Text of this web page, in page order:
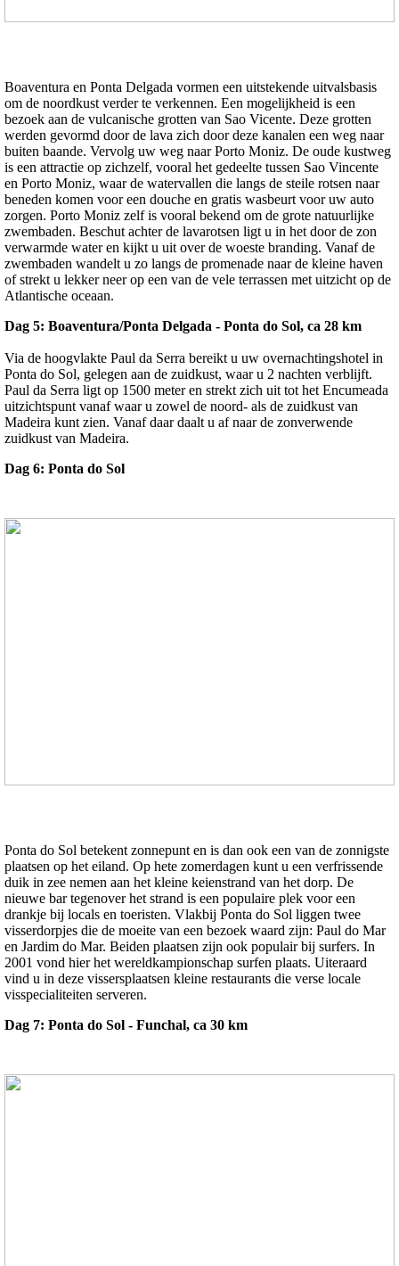
Boaventura en Ponta Delgada vormen een uitstekende uitvalsbasis
om de noordkust verder te verkennen. Een mogelijkheid is een
bezoek aan de vulcanische grotten van Sao Vicente. Deze grotten
werden gevormd door de lava zich door deze kanalen een weg naar
buiten baande. Vervolg uw weg naar Porto Moniz. De oude kustweg
is een attractie op zichzelf, vooral het gedeelte tussen Sao Vincente
en Porto Moniz, waar de watervallen die langs de steile rotsen naar
beneden komen voor een douche en gratis wasbeurt voor uw auto
zorgen. Porto Moniz zelf is vooral bekend om de grote natuurlijke
zwembaden. Beschut achter de lavarotsen ligt u in het door de zon
verwarmde water en kijkt u uit over de woeste branding. Vanaf de
zwembaden wandelt u zo langs de promenade naar de kleine haven
of strekt u lekker neer op een van de vele terrassen met uitzicht op de
Atlantische oceaan.
Dag 5: Boaventura/Ponta Delgada - Ponta do Sol, ca 28 km
Via de hoogvlakte Paul da Serra bereikt u uw overnachtingshotel in
Ponta do Sol, gelegen aan de zuidkust, waar u 2 nachten verblijft.
Paul da Serra ligt op 1500 meter en strekt zich uit tot het Encumeada
uitzichtspunt vanaf waar u zowel de noord- als de zuidkust van
Madeira kunt zien. Vanaf daar daalt u af naar de zonverwende
zuidkust van Madeira.
Dag 6: Ponta do Sol
Ponta do Sol betekent zonnepunt en is dan ook een van de zonnigste
plaatsen op het eiland. Op hete zomerdagen kunt u een verfrissende
duik in zee nemen aan het kleine keienstrand van het dorp. De
nieuwe bar tegenover het strand is een populaire plek voor een
drankje bij locals en toeristen. Vlakbij Ponta do Sol liggen twee
visserdorpjes die de moeite van een bezoek waard zijn: Paul do Mar
en Jardim do Mar. Beiden plaatsen zijn ook populair bij surfers. In
2001 vond hier het wereldkampionschap surfen plaats. Uiteraard
vind u in deze vissersplaatsen kleine restaurants die verse locale
visspecialiteiten serveren.
Dag 7: Ponta do Sol - Funchal, ca 30 km